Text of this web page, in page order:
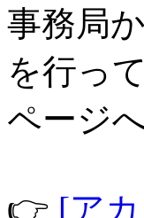
事務局
を行っ
ページ
👉 [ア